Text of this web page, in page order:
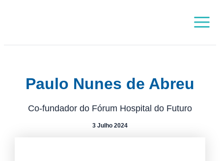
Menu
Paulo Nunes de Abreu
Co-fundador do Fórum Hospital do Futuro
3 Julho 2024